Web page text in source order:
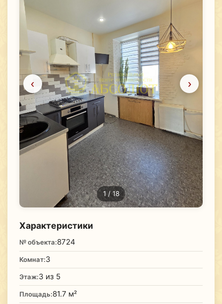
‹ ›
1/ 18
Характеристики
№ объекта:8724
Комнат:3
Этаж:3 из 5
Площадь:81.7 м²